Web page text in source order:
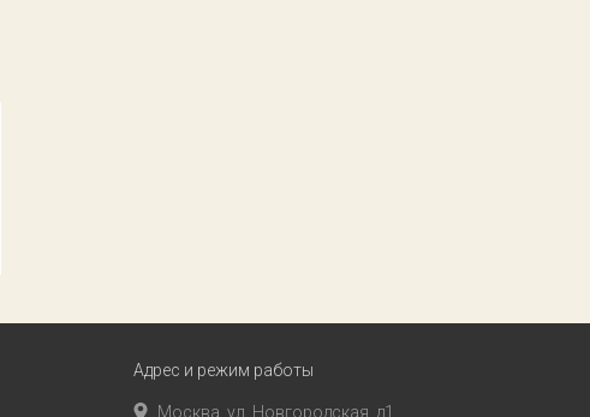
Адрес и режим работы
Москва, ул. Новгородская, д1